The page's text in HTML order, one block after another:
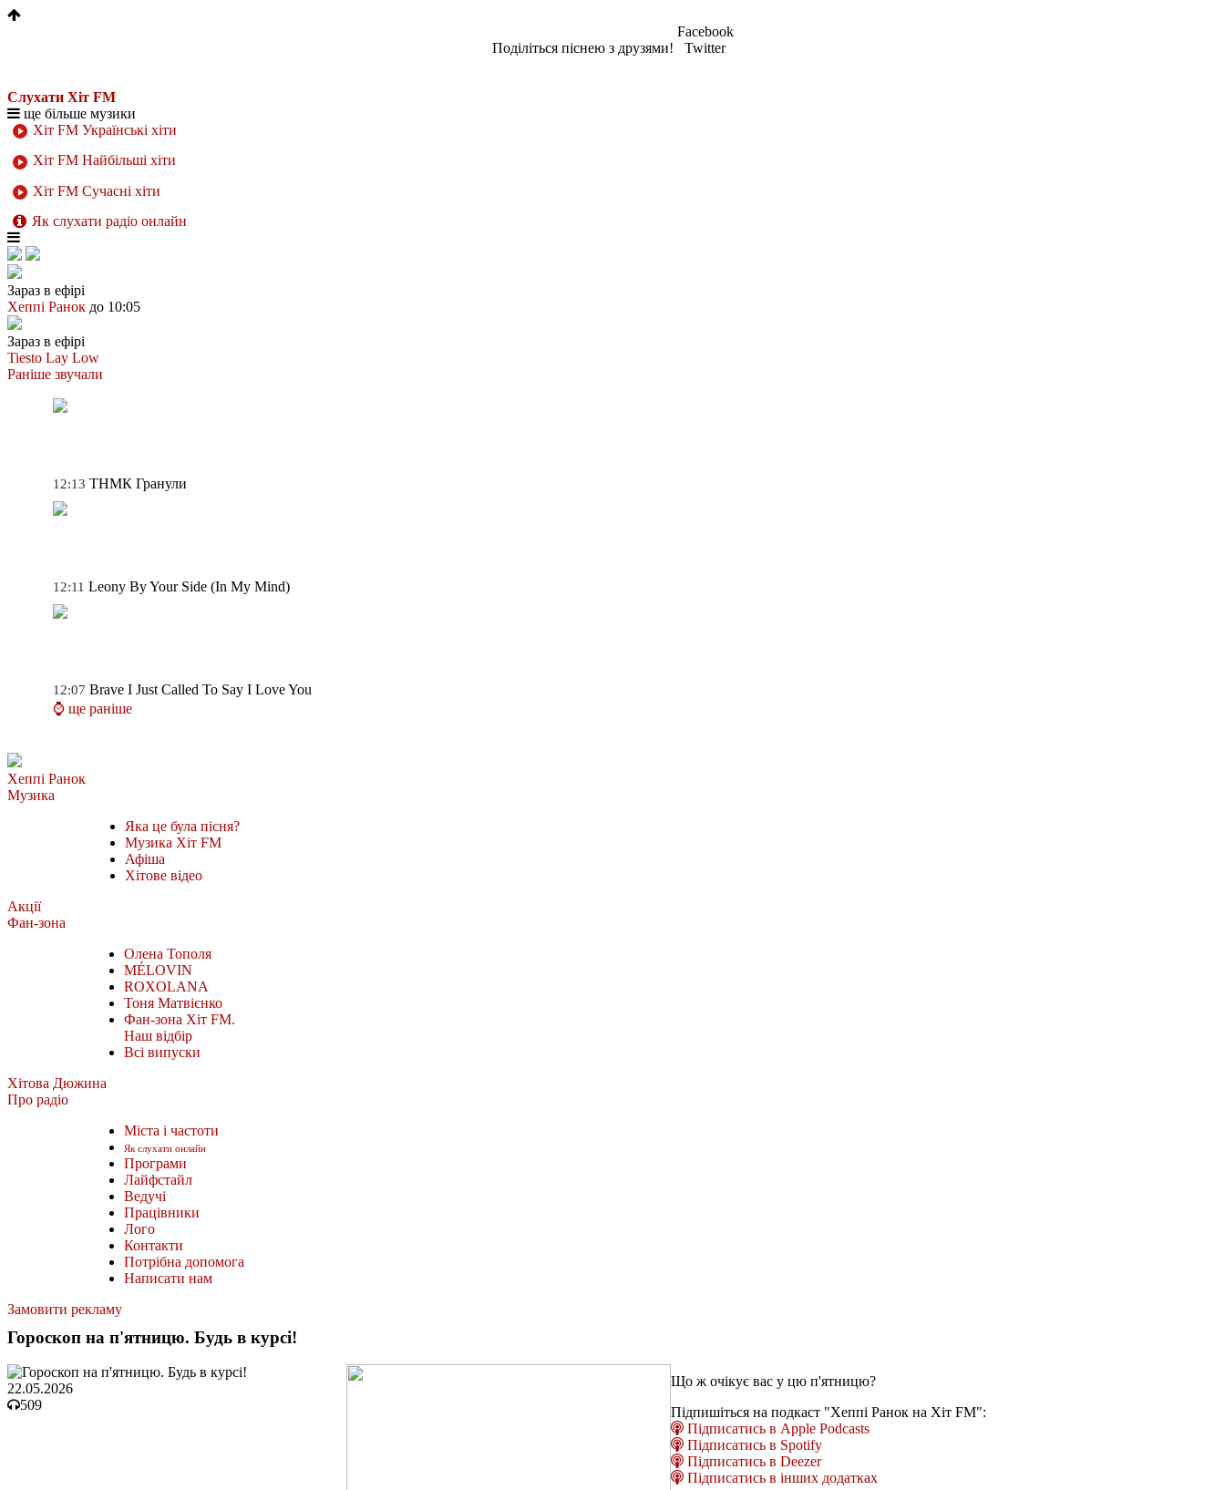
Поділіться піснею з друзями!
Facebook
Twitter
Слухати Хіт FM
ще більше музики
Хіт FM Українські хіти
Хіт FM Найбільші хіти
Хіт FM Сучасні хіти
Як слухати радіо онлайн
Зараз в ефірі
Хеппі Ранок до 10:05
Зараз в ефірі
Tiesto Lay Low
Раніше звучали
12:13 ТНМК Гранули
12:11 Leony By Your Side (In My Mind)
12:07 Brave I Just Called To Say I Love You
⌚ ще раніше
Хеппі Ранок
Музика
Яка це була пісня?
Музика Хіт FM
Афіша
Хітове відео
Акції
Фан-зона
Олена Тополя
MÉLOVIN
ROXOLANA
Тоня Матвієнко
Фан-зона Хіт FM.
Наш відбір
Всі випуски
Хітова Дюжина
Про радіо
Міста і частоти
Як слухати онлайн
Програми
Лайфстайл
Ведучі
Працівники
Лого
Контакти
Потрібна допомога
Написати нам
Замовити рекламу
Гороскоп на п'ятницю. Будь в курсі!
22.05.2026
509
Що ж очікує вас у цю п'ятницю?
Підпишіться на подкаст "Хеппі Ранок на Хіт FM":
Підписатись в Apple Podcasts
Підписатись в Spotify
Підписатись в Deezer
Підписатись в інших додатках